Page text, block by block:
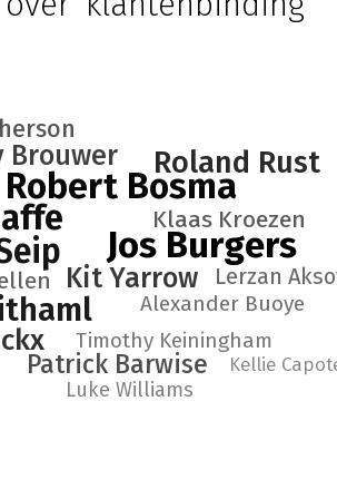
Jos Burgers
Robert Bosma
Roland Rust
Kit Yarrow
Brouwer
Patrick Barwise
Klaas Kroezen
Lerzan
Alexander Buoye
Timothy Keiningham
Luke Williams
Kellie